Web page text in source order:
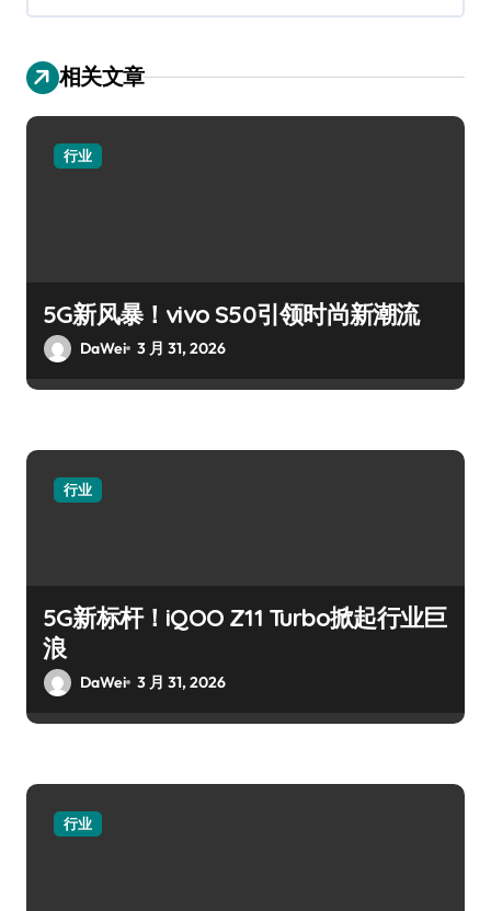
相关文章
行业
5G新风暴！vivo S50引领时尚新潮流
DaWei 3 月 31, 2026
行业
5G新标杆！iQOO Z11 Turbo掀起行业巨
浪
DaWei 3 月 31, 2026
行业